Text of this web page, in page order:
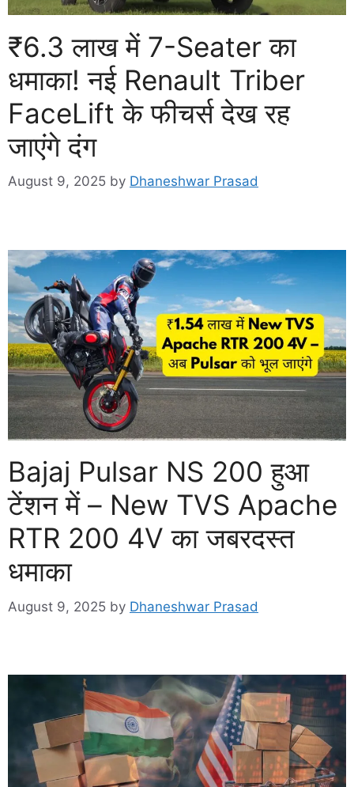
₹6.3 लाख में 7-Seater का
धमाका! नई Renault Triber
FaceLift के फीचर्स देख रह
जाएंगे दंग
August 9, 2025 by Dhaneshwar Prasad
Bajaj Pulsar NS 200 हुआ
टेंशन में – New TVS Apache
RTR 200 4V का जबरदस्त
धमाका
August 9, 2025 by Dhaneshwar Prasad